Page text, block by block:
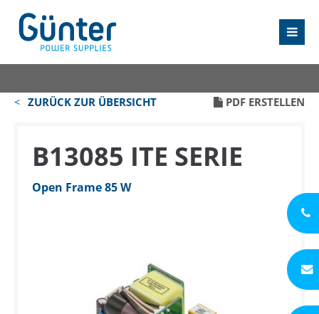
PDF ERSTELLEN
ZURÜCK ZUR ÜBERSICHT
B13085 ITE SERIE
Open Frame 85 W